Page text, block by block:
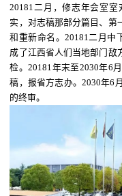
20181二月，修志年会室
实，对志稿那部分篇目、第
和重新命名。20181二月中
成了江西省人们当地部门敌
检。20181年末至2030年6
稿，报省方志办。2030年6
的终审。